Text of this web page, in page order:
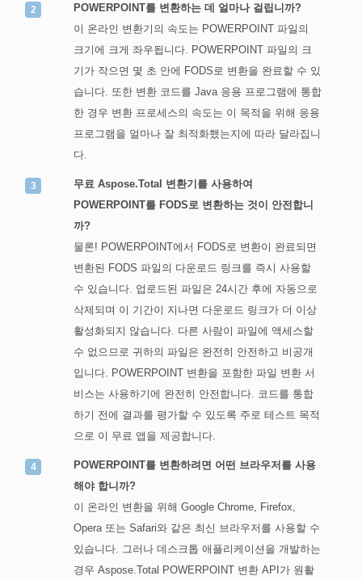
POWERPOINT를 변환하는 데 얼마나 걸립니까?
이 온라인 변환기의 속도는 POWERPOINT 파일의
크기에 크게 좌우됩니다. POWERPOINT 파일의 크
기가 작으면 몇 초 안에 FODS로 변환을 완료할 수 있
습니다. 또한 변환 코드를 Java 응용 프로그램에 통합
한 경우 변환 프로세스의 속도는 이 목적을 위해 응용
프로그램을 얼마나 잘 최적화했는지에 따라 달라집니
다.
무료 Aspose.Total 변환기를 사용하여
POWERPOINT를 FODS로 변환하는 것이 안전합니
까?
물론! POWERPOINT에서 FODS로 변환이 완료되면
변환된 FODS 파일의 다운로드 링크를 즉시 사용할
수 있습니다. 업로드된 파일은 24시간 후에 자동으로
삭제되며 이 기간이 지나면 다운로드 링크가 더 이상
활성화되지 않습니다. 다른 사람이 파일에 액세스할
수 없으므로 귀하의 파일은 완전히 안전하고 비공개
입니다. POWERPOINT 변환을 포함한 파일 변환 서
비스는 사용하기에 완전히 안전합니다. 코드를 통합
하기 전에 결과를 평가할 수 있도록 주로 테스트 목적
으로 이 무료 앱을 제공합니다.
POWERPOINT를 변환하려면 어떤 브라우저를 사용
해야 합니까?
이 온라인 변환을 위해 Google Chrome, Firefox,
Opera 또는 Safari와 같은 최신 브라우저를 사용할 수
있습니다. 그러나 데스크톱 애플리케이션을 개발하는
경우 Aspose.Total POWERPOINT 변환 API가 원활